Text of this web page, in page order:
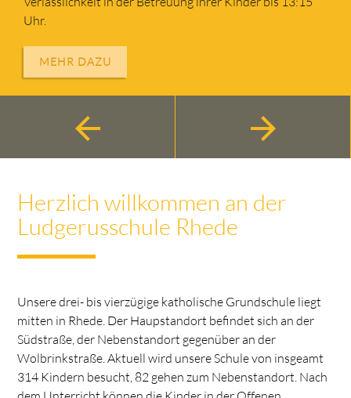
arrow_back
Uhr.
MEHR DAZU
arrow_back arrow_forward
arrow_back
arrow_back
arrow_back
arrow_back
Herzlich willkommen an der
Ludgerusschule Rhede
Unsere drei- bis vierzügige katholische Grundschule liegt
mitten in Rhede. Der Haupstandort befindet sich an der
Südstraße, der Nebenstandort gegenüber an der
Wolbrinkstraße. Aktuell wird unsere Schule von insgeamt
314 Kindern besucht, 82 gehen zum Nebenstandort. Nach